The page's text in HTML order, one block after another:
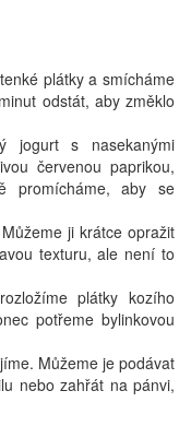
plátky a smícháme
odstát, aby změklo
jogurt s nasekanými
červenou paprikou,
promícháme, aby se
ji krátce opražit
texturu, ale není to
plátky kozího
potřeme bylinkovou
Můžeme je podávat
nebo zahřát na pánvi,